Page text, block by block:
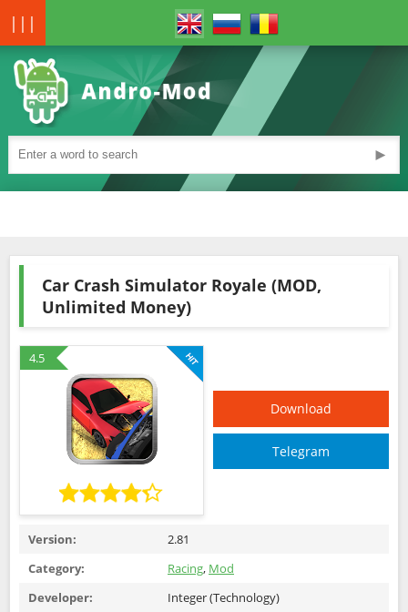
|||
►
Car Crash Simulator Royale (MOD,
Unlimited Money)
4.5
Download
Telegram
Version:
2.81
Category:
Racing, Mod
Developer:
Integer (Technology)